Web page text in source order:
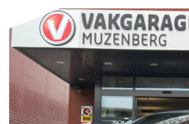
keyless entry
Koplampen adaptief
LED achterlichten
LED dagrijverlichting
LED koplampen